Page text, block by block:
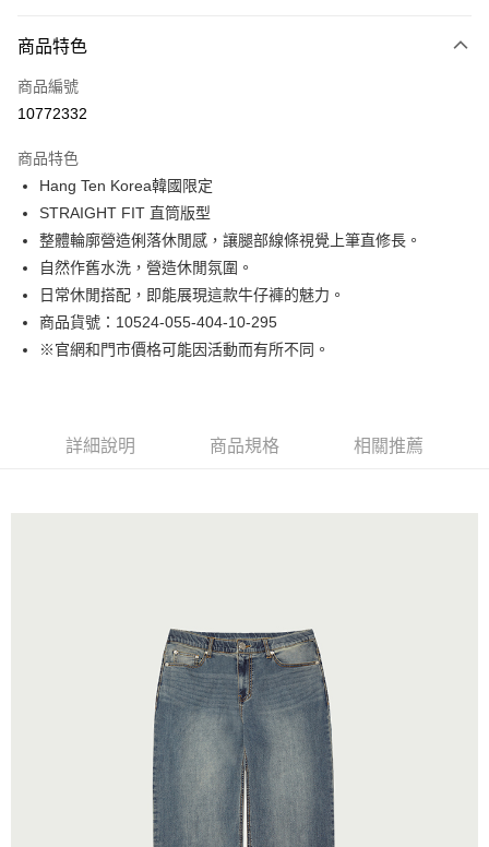
信用卡一次付款
LINE Pay
街口支付
悠遊付
Google Pay
貨到付款
運送方式
每筆NT$130，滿NT$1,000(含以上)免運費
商品特色
商品編號
10772332
商品特色
Hang Ten Korea韓國限定
STRAIGHT FIT 直筒版型
整體輪廓營造俐落休閒感，讓腿部線條視覺上筆直修長。
自然作舊水洗，營造休閒氛圍。
日常休閒搭配，即能展現這款牛仔褲的魅力。
商品貨號：10524-055-404-10-295
※官網和門市價格可能因活動而有所不同。
詳細說明 商品規格 相關推薦